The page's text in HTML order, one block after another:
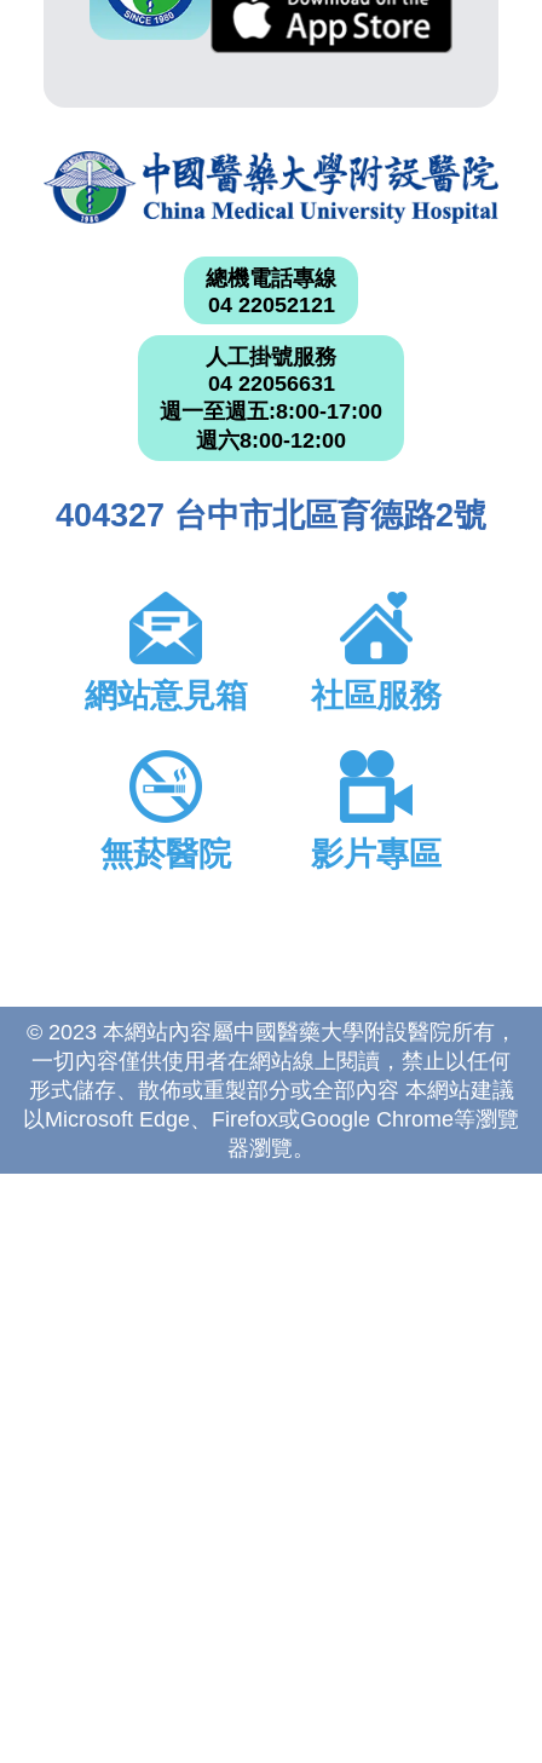
總機電話專線
04 22052121
人工掛號服務
04 22056631
週一至週五:8:00-17:00
週六8:00-12:00
404327 台中市北區育德路2號
網站意見箱 社區服務
無菸醫院 影片專區
© 2023 本網站內容屬中國醫藥大學附設醫院所有，
一切內容僅供使用者在網站線上閱讀，禁止以任何
形式儲存、散佈或重製部分或全部內容 本網站建議
以Microsoft Edge、Firefox或Google Chrome等瀏覽
器瀏覽。